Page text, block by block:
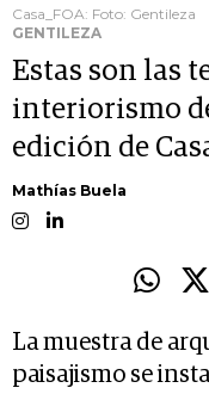
Casa_FOA: Foto: Gentileza
GENTILEZA
Estas son las
interiorismo
edición de
Mathías Buela
La muestra de
paisajismo se